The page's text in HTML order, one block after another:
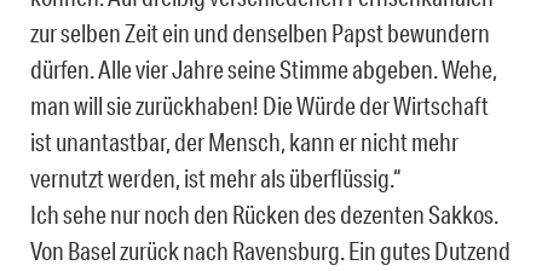
zur selben Zeit ein und denselben Papst bewundern
dürfen. Alle vier Jahre seine Stimme abgeben. Wehe,
man will sie zurückhaben! Die Würde der Wirtschaft
ist unantastbar, der Mensch, kann er nicht mehr
vernutzt werden, ist mehr als überflüssig.“
Ich sehe nur noch den Rücken des dezenten Sakkos.
Von Basel zurück nach Ravensburg. Ein gutes Dutzend